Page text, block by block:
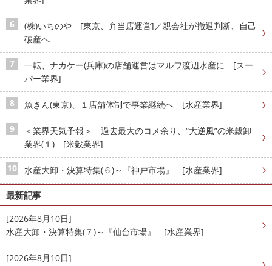
(株)いちのや [東京、弁当店運営]／親会社が撤退判断、自己
破産へ
一転、ナカケー(兵庫)の店舗運営はマルワ渡辺水産に [スー
パー業界]
魚きん(東京)、１店舗体制で事業継続へ [水産業界]
＜業界天気予報＞ 過去最大のコメ余り、“大逆風”の米穀卸
業界(１) [米穀業界]
水産大卸・決算特集(６)～『神戸市場』 [水産業界]
最新記事
[2026年8月10日]
水産大卸・決算特集(７)～『仙台市場』 [水産業界]
[2026年8月10日]